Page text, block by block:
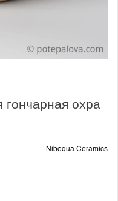
охра
Niboqua Ceramics